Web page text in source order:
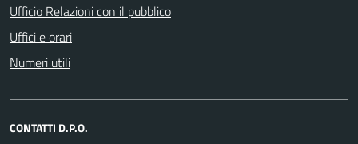
Ufficio Relazioni con il pubblico
Uffici e orari
Numeri utili
CONTATTI D.P.O.